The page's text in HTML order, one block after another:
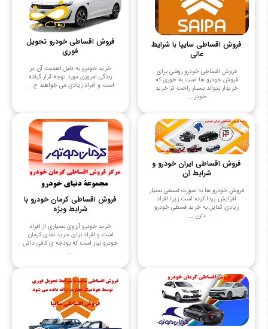
فروش اقساطی سایپا با شرایط
عالی
فروش اقساطی خودرو روشی برای
فروش خودرو ها است به طوری که
خریدار بتواند بسیار راحت ‌تر خرید
خودر ...
فروش اقساطی خودرو تحویل
فوری
خرید خودرو به دلیل اهمیت آن در
زندگی امروزی مورد توجه قرار گرفته
است و افراد زیادی می‌ خواهند خ ...
فروش اقساطی ایران خودرو و
شرایط آن
فروش خودرو ها به صورت قسطی بسیار
افزایش پیدا کرده است زیرا افراد
زیادی تمایل به خرید قسطی خودرو
دارن ...
فروش اقساطی کرمان خودرو با
شرایط ویژه
خرید خودرو آرزوی بسیاری از افراد
است و افراد برای خرید نقدی کرمان
خودرو نیاز است که بودجه ی کافی داش
...